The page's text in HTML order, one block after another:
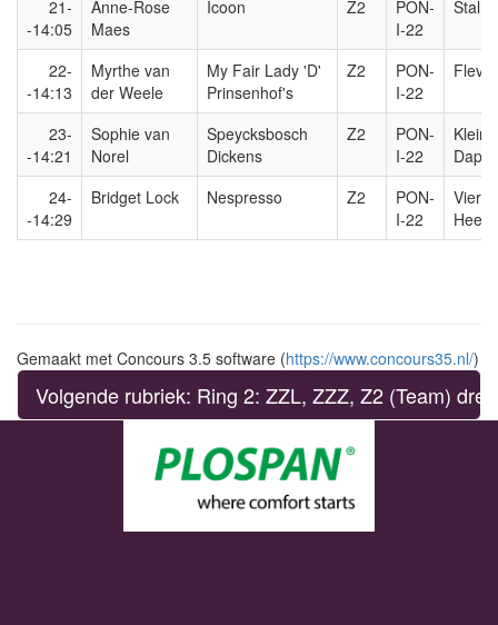
21-
-14:05
Anne-Rose
Maes
Icoon Z2
PON-
I-22
Stal
22-
-14:13
Myrthe van
der Weele
My Fair Lady 'D'
Prinsenhof's
Z2
PON-
I-22
23-
-14:21
Sophie van
Norel
Speycksbosch
Dickens
Z2
PON-
I-22
Klein
24-
-14:29
Bridget Lock Nespresso Z2
PON-
I-22
Vier
Gemaakt met Concours 3.5 software (https://www.concours35.nl/)
Volgende rubriek: Ring 2: ZZL, ZZZ, Z2 (Team)